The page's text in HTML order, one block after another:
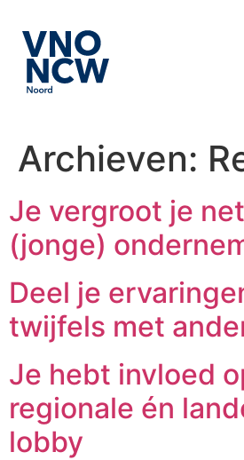
Archieven:
Je vergroot je
(jonge)
Deel je
twijfels met
Je hebt invloed
regionale én
lobby